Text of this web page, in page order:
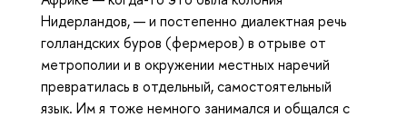
Нидерландов, — и постепенно диалектная речь
голландских буров (фермеров) в отрыве от
метрополии и в окружении местных наречий
превратилась в отдельный, самостоятельный
язык. Им я тоже немного занимался и общался с